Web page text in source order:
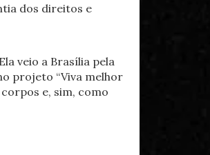
veio a Brasília pela
projeto “Viva melhor
e, sim, como